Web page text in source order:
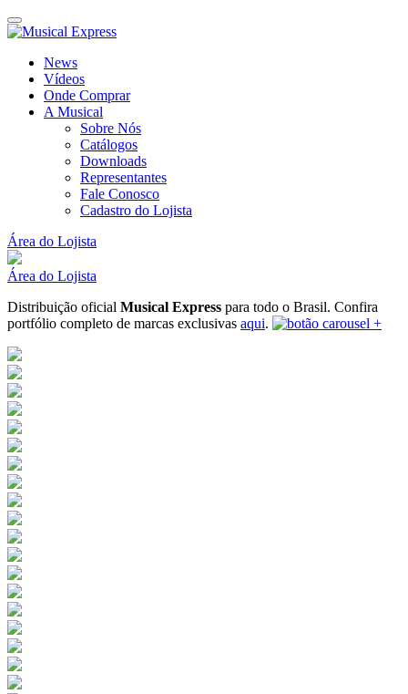
News
Vídeos
Onde Comprar
A Musical
Sobre Nós
Catálogos
Downloads
Representantes
Fale Conosco
Cadastro do Lojista
Área do Lojista
Área do Lojista
Distribuição oficial Musical Express para todo o Brasil. Confira
portfólio completo de marcas exclusivas aqui.